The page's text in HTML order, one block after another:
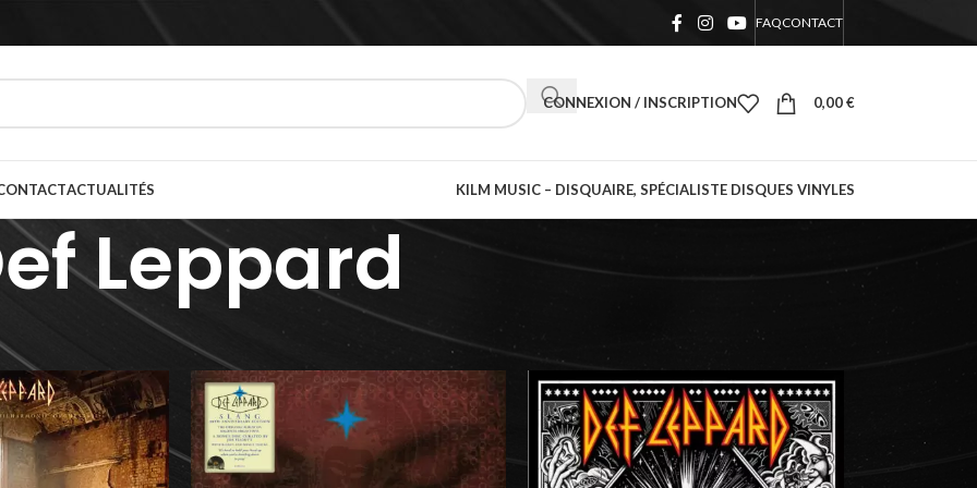
FAQCONTACT
CONNEXION / INSCRIPTION 0,00€
ACTUALITÉS KILM MUSIC – DISQUAIRE, SPÉCIALISTE DISQUES VINYLES
Leppard
Def Leppard Afficher